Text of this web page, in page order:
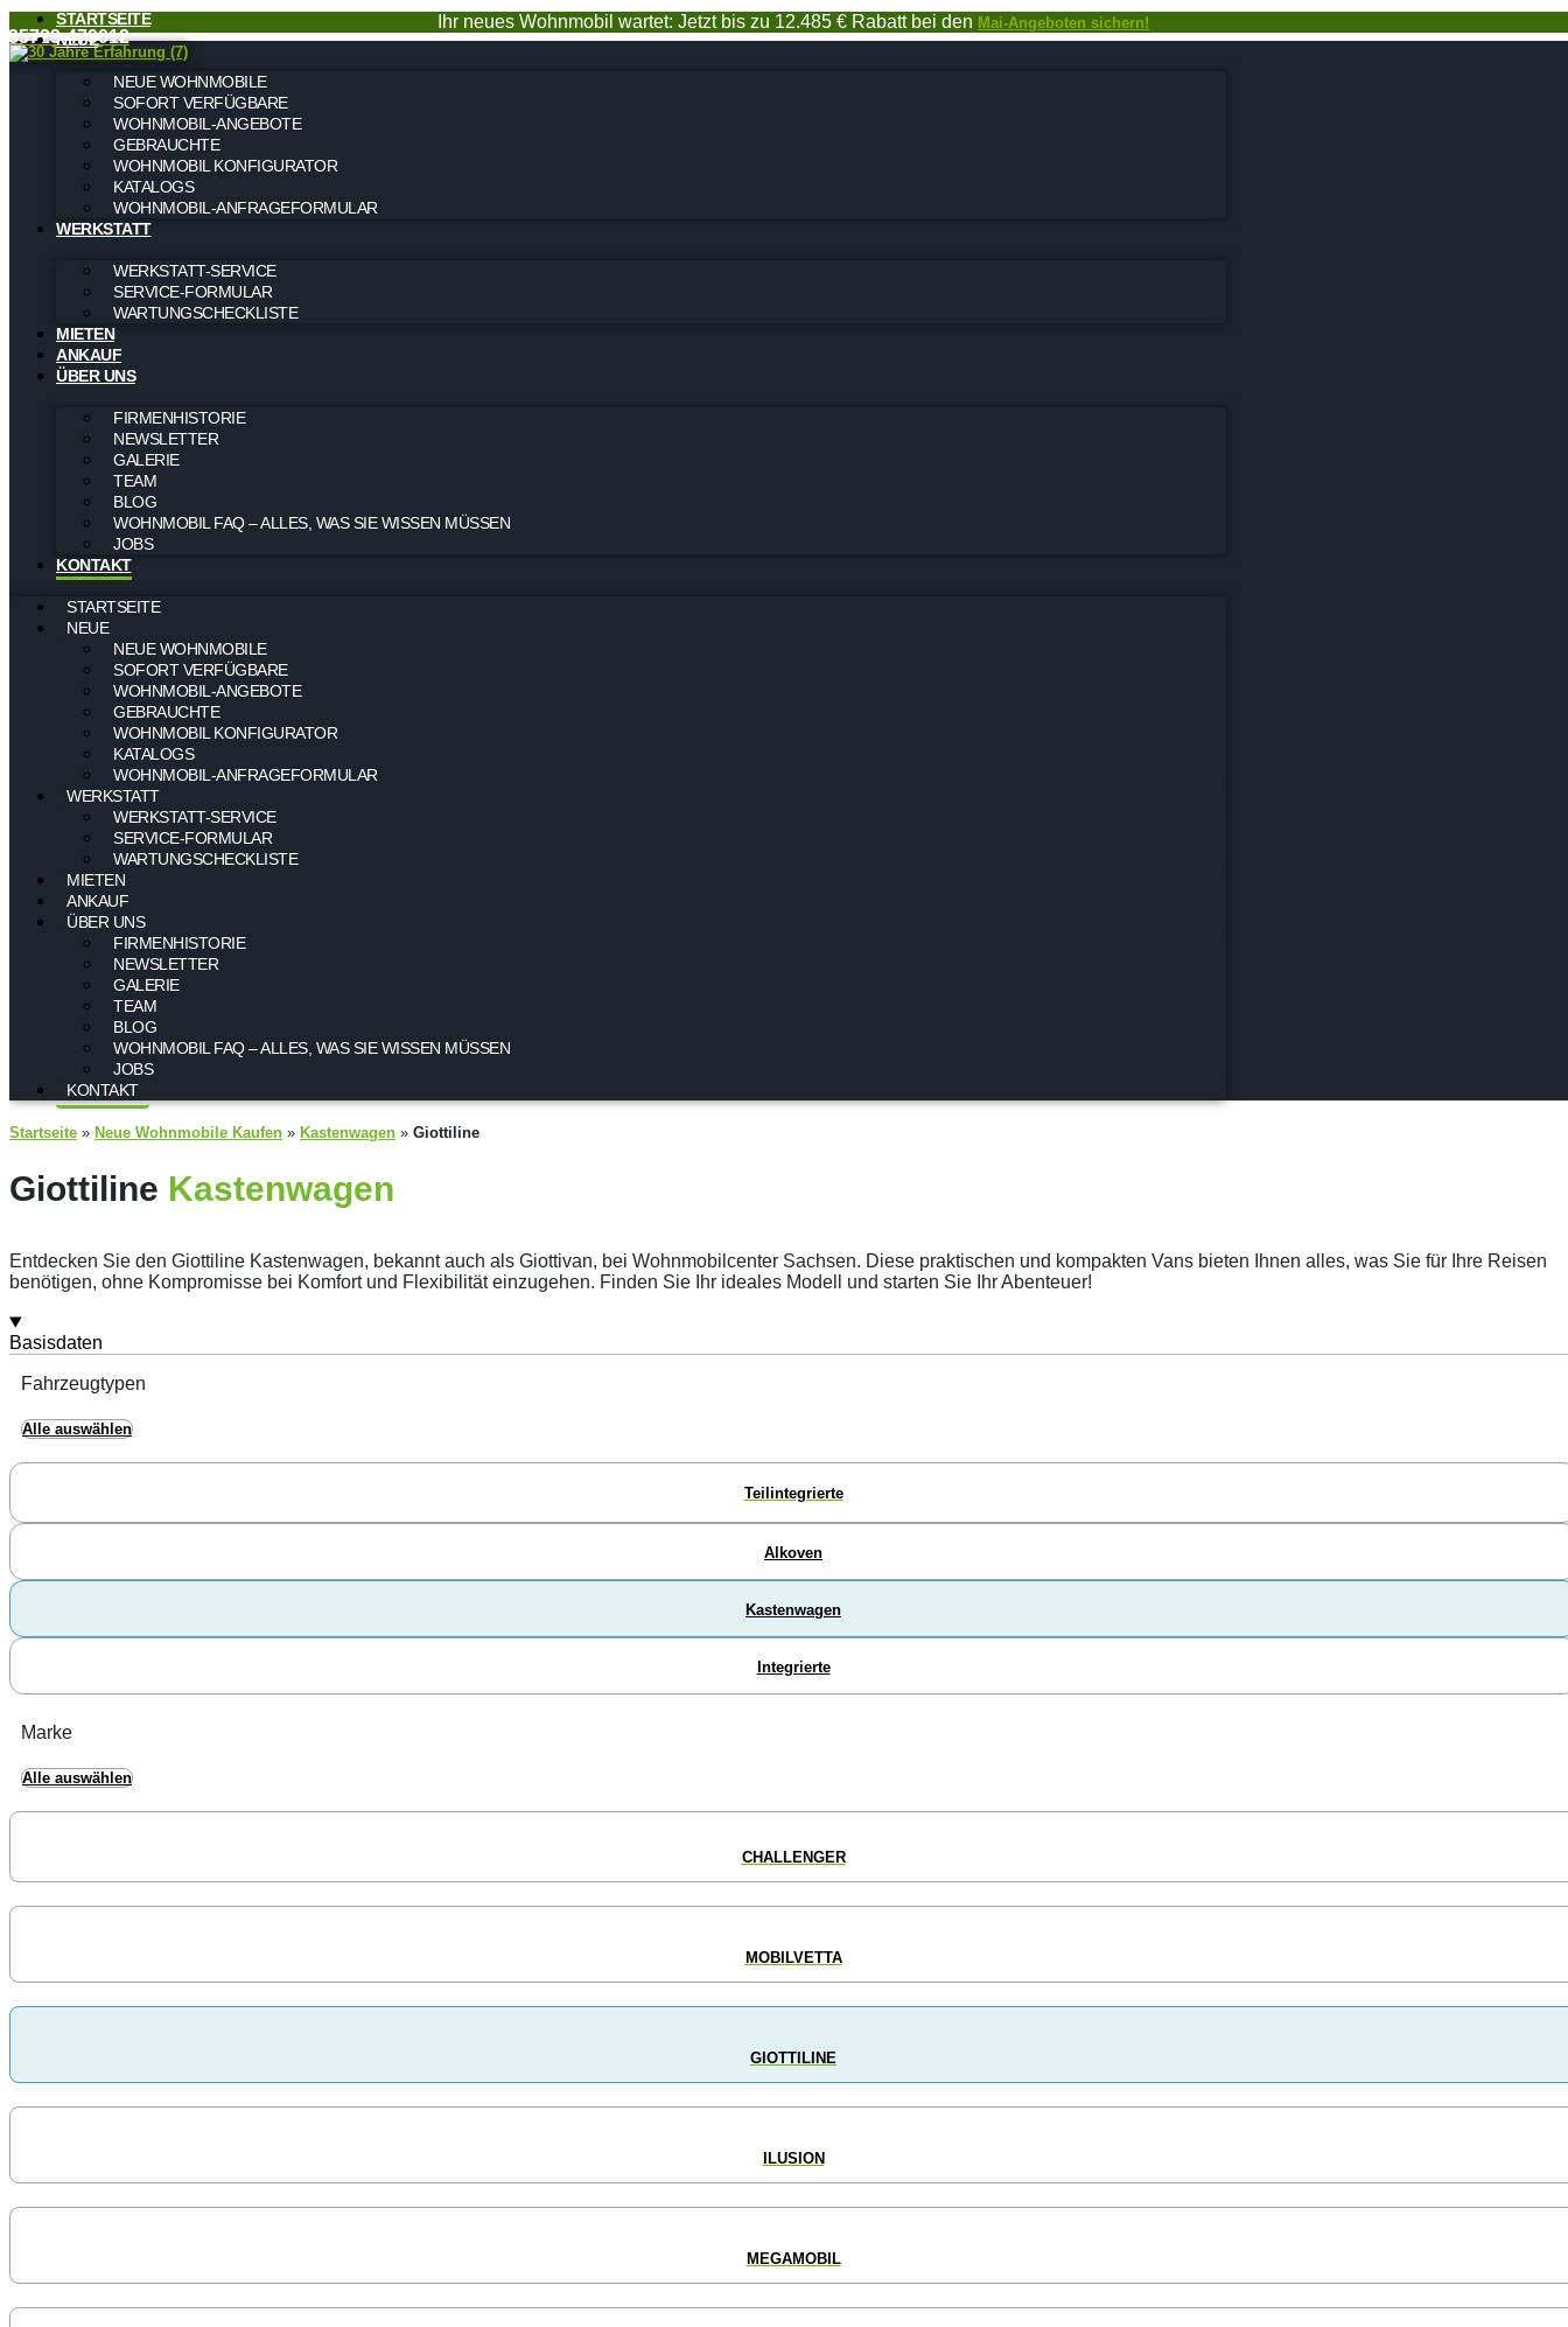
Ihr neues Wohnmobil wartet: Jetzt bis zu 12.485 € Rabatt bei den Mai-Angeboten sichern!
479012
STARTSEITE
NEUE
NEUE WOHNMOBILE
SOFORT VERFÜGBARE
WOHNMOBIL-ANGEBOTE
GEBRAUCHTE
WOHNMOBIL KONFIGURATOR
KATALOGS
WOHNMOBIL-ANFRAGEFORMULAR
WERKSTATT
WERKSTATT-SERVICE
SERVICE-FORMULAR
WARTUNGSCHECKLISTE
MIETEN
ANKAUF
ÜBER UNS
FIRMENHISTORIE
NEWSLETTER
GALERIE
TEAM
BLOG
WOHNMOBIL FAQ – ALLES, WAS SIE WISSEN MÜSSEN
JOBS
KONTAKT
STARTSEITE
NEUE
NEUE WOHNMOBILE
SOFORT VERFÜGBARE
WOHNMOBIL-ANGEBOTE
GEBRAUCHTE
WOHNMOBIL KONFIGURATOR
KATALOGS
WOHNMOBIL-ANFRAGEFORMULAR
WERKSTATT
WERKSTATT-SERVICE
SERVICE-FORMULAR
WARTUNGSCHECKLISTE
MIETEN
ANKAUF
ÜBER UNS
FIRMENHISTORIE
NEWSLETTER
GALERIE
TEAM
BLOG
WOHNMOBIL FAQ – ALLES, WAS SIE WISSEN MÜSSEN
JOBS
KONTAKT
Startseite » Neue Wohnmobile Kaufen » Kastenwagen » Giottiline
Giottiline Kastenwagen
Entdecken Sie den Giottiline Kastenwagen, bekannt auch als Giottivan, bei Wohnmobilcenter Sachsen. Diese praktischen und kompakten Vans bieten Ihnen alles, was Sie für Ihre Reisen
benötigen, ohne Kompromisse bei Komfort und Flexibilität einzugehen. Finden Sie Ihr ideales Modell und starten Sie Ihr Abenteuer!
Basisdaten
Fahrzeugtypen
Alle auswählen
Teilintegrierte
Alkoven
Kastenwagen
Integrierte
Marke
Alle auswählen
CHALLENGER
MOBILVETTA
GIOTTILINE
ILUSION
MEGAMOBIL